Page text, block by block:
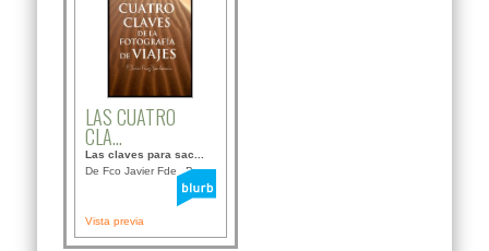
LAS CUATRO
CLA...
Las claves para sac...
De Fco Javier Fdez B...
Vista previa